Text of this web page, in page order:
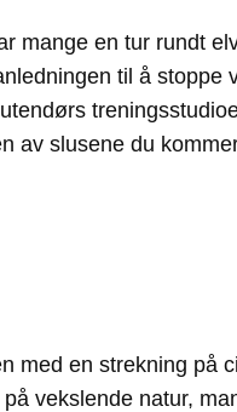
mange en tur rundt
til å stoppe
av slusene du
med en strekning på
vekslende natur,